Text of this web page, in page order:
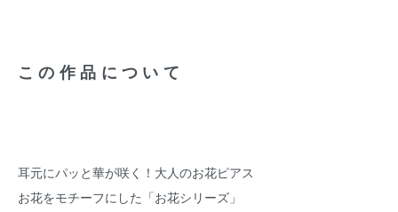
この作品について
耳元にパッと華が咲く！大人のお花ピアス
お花をモチーフにした「お花シリーズ」